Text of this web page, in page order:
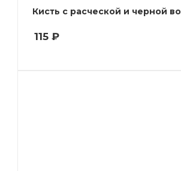
Кисть с расческой и черной
115 ₽